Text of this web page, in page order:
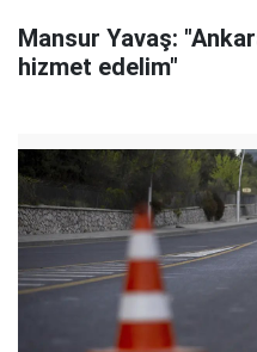
Mansur Yavaş:
hizmet edelim"